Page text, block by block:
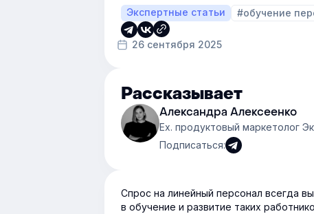
Экспертные статьи #обучение
26 сентября 2025
Рассказывает
Александра Алексеенко
Ex. продуктовый маркетолог
Подписаться:
Спрос на линейный персонал всегда
в обучение и развитие таких